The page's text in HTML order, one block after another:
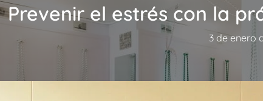
Prevenir el estrés con la
3 de enero